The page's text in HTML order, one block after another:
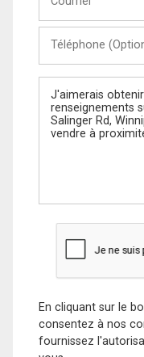
(Optionnel)
Message
En cliquant sur le
consentez à nos
fournissez